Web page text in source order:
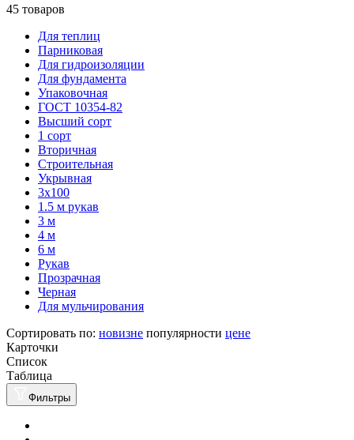
45 товаров
Для теплиц
Парниковая
Для гидроизоляции
Для фундамента
Упаковочная
ГОСТ 10354-82
Высший сорт
1 сорт
Вторичная
Строительная
Укрывная
3х100
1.5 м рукав
3 м
4 м
6 м
Рукав
Прозрачная
Черная
Для мульчирования
Сортировать по: новизне популярности цене
Карточки
Список
Таблица
Фильтры